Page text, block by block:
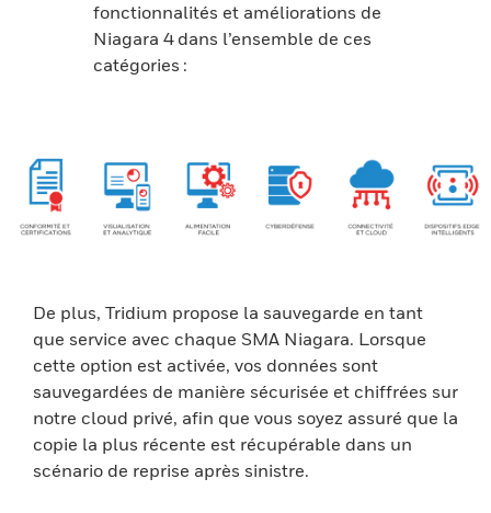
fonctionnalités et améliorations de
Niagara 4 dans l’ensemble de ces
catégories :
De plus, Tridium propose la sauvegarde en tant
que service avec chaque SMA Niagara. Lorsque
cette option est activée, vos données sont
sauvegardées de manière sécurisée et chiffrées sur
notre cloud privé, afin que vous soyez assuré que la
copie la plus récente est récupérable dans un
scénario de reprise après sinistre.